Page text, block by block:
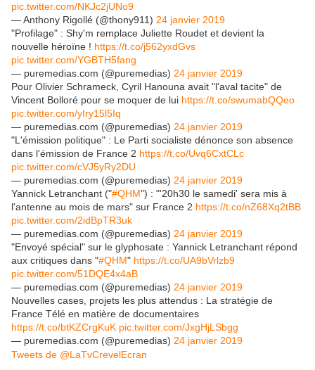
pic.twitter.com/NKJc2jUNo9
— Anthony Rigollé (@thony911) 24 janvier 2019
"Profilage" : Shy'm remplace Juliette Roudet et devient la
nouvelle héroïne ! https://t.co/j562yxdGvs
pic.twitter.com/YGBTH5fang
— puremedias.com (@puremedias) 24 janvier 2019
Pour Olivier Schrameck, Cyril Hanouna avait "l'aval tacite" de
Vincent Bolloré pour se moquer de lui https://t.co/swumabQQeo
pic.twitter.com/yIry15l5Iq
— puremedias.com (@puremedias) 24 janvier 2019
"L'émission politique" : Le Parti socialiste dénonce son absence
dans l'émission de France 2 https://t.co/Uvq6CxtCLc
pic.twitter.com/cVJ5yRy2DU
— puremedias.com (@puremedias) 24 janvier 2019
Yannick Letranchant ("#QHM") : "'20h30 le samedi' sera mis à
l'antenne au mois de mars" sur France 2 https://t.co/nZ68Xq2tBB
pic.twitter.com/2idBpTR3uk
— puremedias.com (@puremedias) 24 janvier 2019
"Envoyé spécial" sur le glyphosate : Yannick Letranchant répond
aux critiques dans "#QHM" https://t.co/UA9bVrlzb9
pic.twitter.com/51DQE4x4aB
— puremedias.com (@puremedias) 24 janvier 2019
Nouvelles cases, projets les plus attendus : La stratégie de
France Télé en matière de documentaires
https://t.co/btKZCrgKuK pic.twitter.com/JxgHjLSbgg
— puremedias.com (@puremedias) 24 janvier 2019
Tweets de @LaTvCrevelEcran